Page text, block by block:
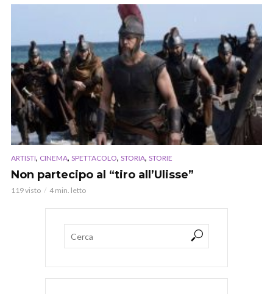
ARTISTI, CINEMA, SPETTACOLO, STORIA, STORIE
Non partecipo al “tiro all’Ulisse”
119 visto 4 min. letto